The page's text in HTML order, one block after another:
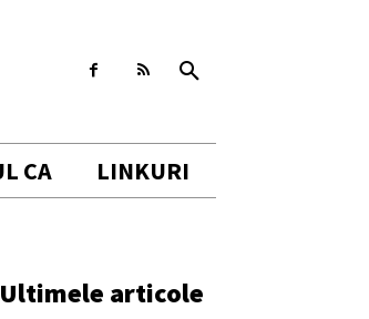
CA LINKURI
Ultimele articole